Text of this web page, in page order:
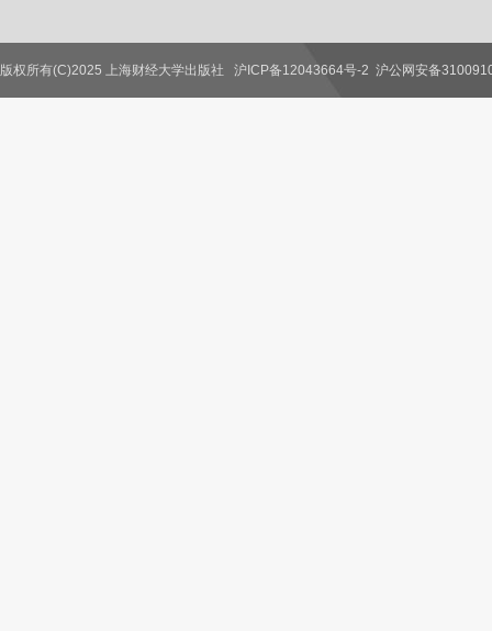
联系我们
版权所有(C)2025 上海财经大学出版社 沪ICP备12043664号-2 沪公网安备